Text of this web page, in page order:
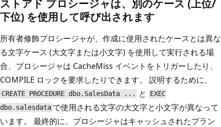
ストアド プロシージャは、別のケース (上位/
下位) を使用して呼び出されます
所有者修飾プロシージャが、作成に使用されたケースとは異な
る文字ケース (大文字または小文字) を使用して実行される場
合、プロシージャは CacheMiss イベントをトリガーしたり、
COMPILE ロックを要求したりできます。 説明するために、
CREATE PROCEDURE dbo.SalesData ... と
EXEC
dbo.salesdata で使用される文字の大文字と小文字が異なって
います。 最終的に、プロシージャはキャッシュされたプラン